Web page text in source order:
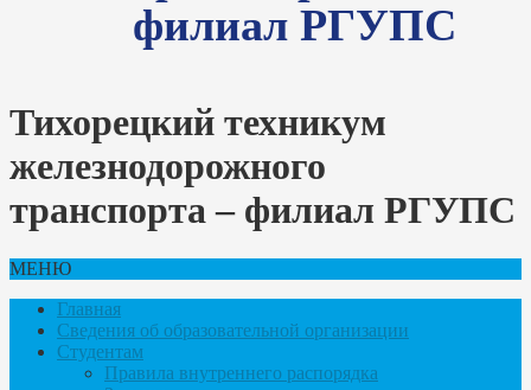
филиал РГУПС
Тихорецкий техникум
железнодорожного
транспорта – филиал РГУПС
МЕНЮ
Главная
Сведения об образовательной организации
Студентам
Правила внутреннего распорядка